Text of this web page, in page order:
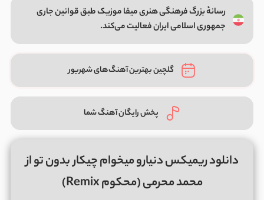
رسانهٔ بزرگ فرهنگی هنری میفا موزیک طبق قوانین جاری
جمهوری اسلامی ایران فعالیت می‌کند.
گلچین بهترین آهنگ‌های شهریور
پخش رایگان آهنگ شما
دانلود ریمیکس دنیارو میخوام چیکار بدون تو از
محمد محرمی (محکوم Remix)